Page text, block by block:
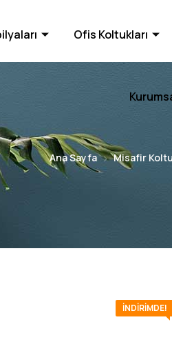
Ofis Koltukları
Ana Sayfa Misafir
İNDIRIMDE!